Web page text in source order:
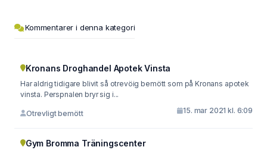
Kommentarer i denna kategori
Kronans Droghandel Apotek Vinsta
Har aldrig tidigare blivit så otrevöig bemött som på Kronans apotek
vinsta. Perspnalen bryr sig i...
Otrevligt bemött 15. mar 2021 kl. 6:09
Gym Bromma Träningscenter